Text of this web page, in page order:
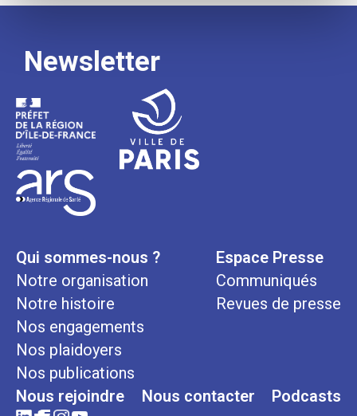
Newsletter
Qui sommes-nous ?
Notre organisation
Notre histoire
Nos engagements
Nos plaidoyers
Nos publications
Espace Presse
Communiqués
Revues de presse
Nous rejoindre Nous contacter Podcasts